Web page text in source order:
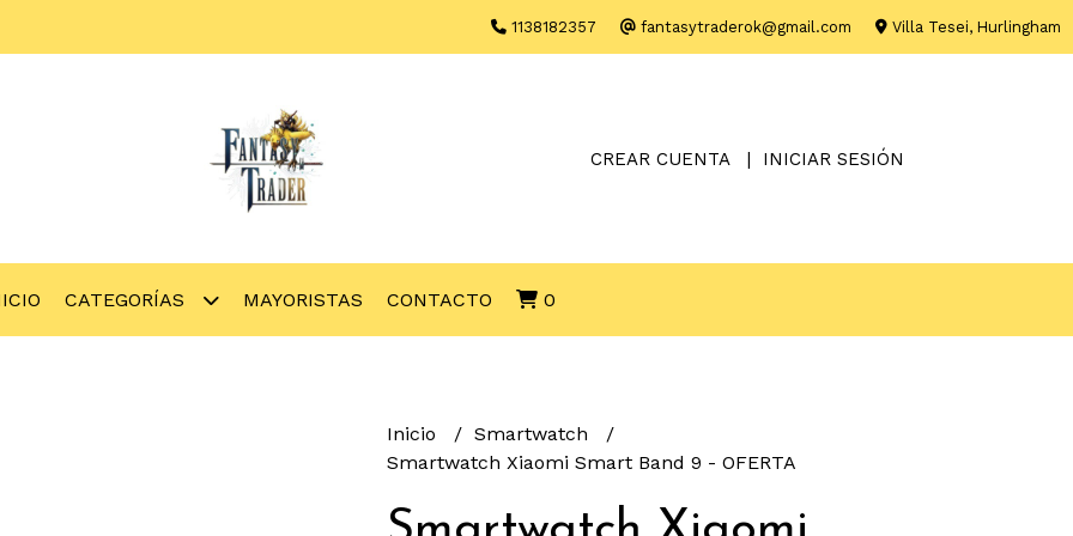
1138182357 fantasytraderok@gmail.com Villa Tesei, Hurlingham
CREAR CUENTA INICIAR SESIÓN
CATEGORÍAS MAYORISTAS CONTACTO 0
Inicio
Smartwatch
Smartwatch Xiaomi Smart Band 9 - OFERTA